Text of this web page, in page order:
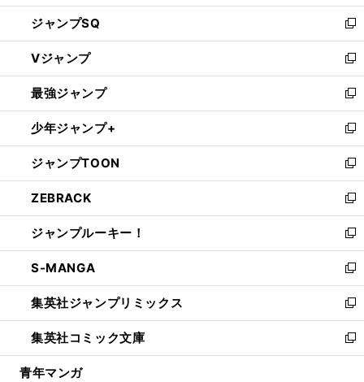
し
い
ウ
ィ
ン
ド
ウ
で
開
く
ジャンプSQ
新
し
い
ウ
ィ
ン
ド
ウ
で
開
く
Vジャンプ
新
し
い
ウ
ィ
ン
ド
ウ
で
開
く
最強ジャンプ
新
し
い
ウ
ィ
ン
ド
ウ
で
開
く
少年ジャンプ+
新
し
い
ウ
ィ
ン
ド
ウ
で
開
く
ジャンプTOON
新
し
い
ウ
ィ
ン
ド
ウ
で
開
く
ZEBRACK
新
し
い
ウ
ィ
ン
ド
ウ
で
開
ジャンプルーキー！
新
し
い
ウ
ィ
ン
ド
ウ
S-MANGA
新
し
い
ウ
ィ
ン
集英社ジャンプリミックス
新
し
い
ウ
集英社コミック文庫
新
し
青年マンガ